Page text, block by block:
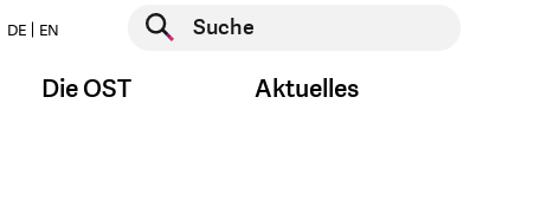
DE EN
Suche starten
Die OST Aktuelles